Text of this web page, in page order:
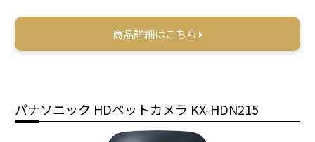
商品詳細はこちら
パナソニック HDペットカメラ KX-HDN215